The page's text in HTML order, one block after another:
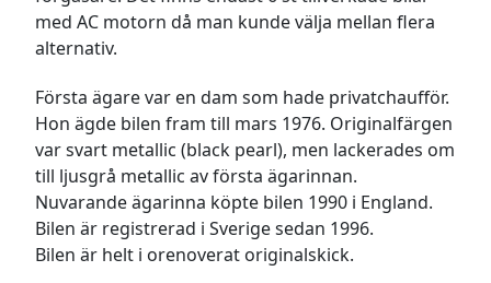
med AC motorn då man kunde välja mellan flera
alternativ.
Första ägare var en dam som hade privatchaufför.
Hon ägde bilen fram till mars 1976. Originalfärgen
var svart metallic (black pearl), men lackerades om
till ljusgrå metallic av första ägarinnan.
Nuvarande ägarinna köpte bilen 1990 i England.
Bilen är registrerad i Sverige sedan 1996.
Bilen är helt i orenoverat originalskick.